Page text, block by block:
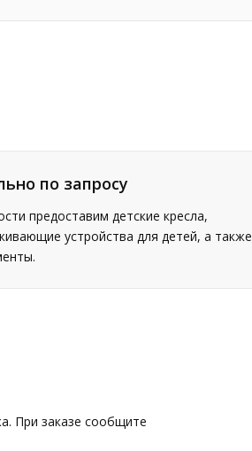
по запросу
предоставим детские кресла,
устройства для детей, а также
При заказе сообщите